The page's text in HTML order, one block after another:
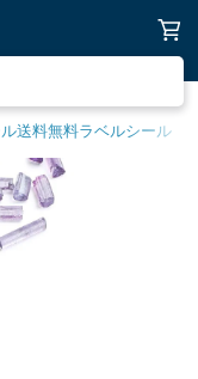
送料無料ラベルシール